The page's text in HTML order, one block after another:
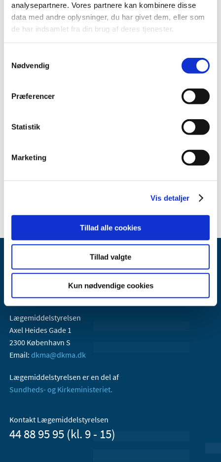
analysepartnere. Vores partnere kan kombinere disse
data med andre oplysninger, du har givet dem, eller som
de har indsamlet fra din brug af deres tjenester.
Nødvendig
Præferencer
Statistik
Marketing
Vis detaljer
Tillad alle cookies
Tillad valgte
Kun nødvendige cookies
2014 (8)
2013 (9)
2012 (7)
juni (1)
april (1)
2011 (8)
2009 (2)
2007 (2)
Lægemiddelstyrelsen
Axel Heides Gade 1
2300 København S
Email: dkma@dkma.dk
Lægemiddelstyrelsen er en del af
Sundheds- og Kirkeministeriet.
Kontakt Lægemiddelstyrelsen
44 88 95 95 (kl. 9 - 15)